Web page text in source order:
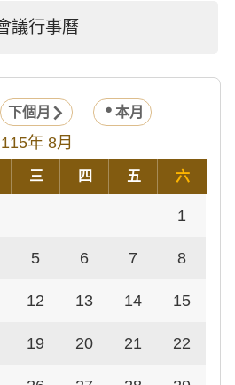
議行事曆
下個月 本月
115年 8月
三 四 五 六
1
5 6 7 8
12 13 14 15
19 20 21 22